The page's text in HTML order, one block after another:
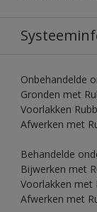
Onbehandelde
Gronden met
Voorlakken
Afwerken met
Behandelde
Bijwerken met
Voorlakken met
Afwerken met